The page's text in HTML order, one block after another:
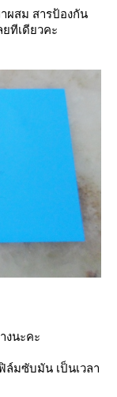
ผสม สารป้องกัน
ทีเดียวคะ
งนะคะ
มซับมัน เป็นเวลา